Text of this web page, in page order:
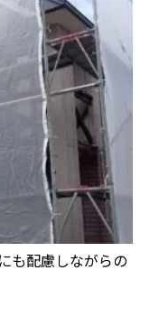
も配慮しながらの